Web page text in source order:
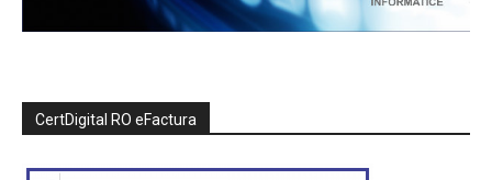
CertDigital RO eFactura